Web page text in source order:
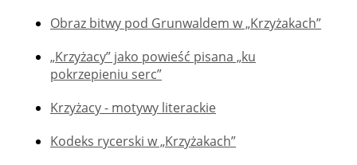
Obraz bitwy pod Grunwaldem w „Krzyżakach”
„Krzyżacy” jako powieść pisana „ku
pokrzepieniu serc”
Krzyżacy - motywy literackie
Kodeks rycerski w „Krzyżakach”